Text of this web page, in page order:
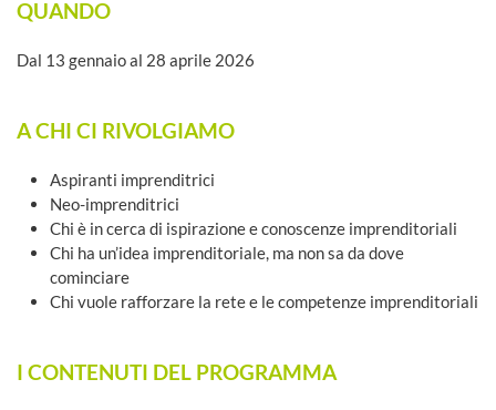
QUANDO
Dal 13 gennaio al 28 aprile 2026
A CHI CI RIVOLGIAMO
Aspiranti imprenditrici
Neo-imprenditrici
Chi è in cerca di ispirazione e conoscenze imprenditoriali
Chi ha un’idea imprenditoriale, ma non sa da dove
cominciare
Chi vuole rafforzare la rete e le competenze imprenditoriali
I CONTENUTI DEL PROGRAMMA